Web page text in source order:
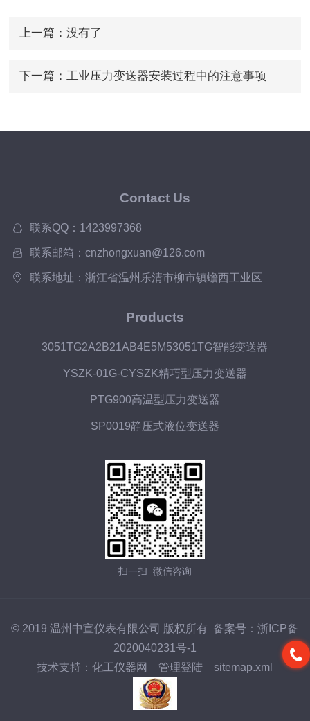
上一篇：没有了
下一篇： 工业压力变送器安装过程中的注意事项
Contact Us
联系QQ：1423997368
联系邮箱：cnzhongxuan@126.com
联系地址：浙江省温州乐清市柳市镇蟾西工业区
Products
3051TG2A2B21AB4E5M53051TG智能变送器
YSZK-01G-CYSZK精巧型压力变送器
PTG900高温型压力变送器
SP0019静压式液位变送器
扫一扫 微信咨询
© 2019 温州中宣仪表有限公司 版权所有 备案号：浙ICP备
2020040231号-1
技术支持：化工仪器网 管理登陆 sitemap.xml